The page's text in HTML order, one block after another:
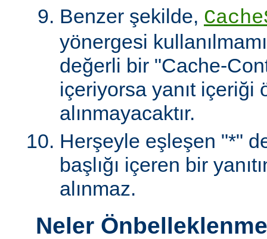
Benzer şekilde,
yönergesi
değerli bir "Cache-
içeriyorsa yanıt içeriği
alınmayacaktır.
Herşeyle eşleşen "*"
başlığı içeren bir
alınmaz.
Neler